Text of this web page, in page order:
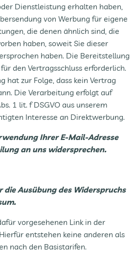
Dienstleistung erhalten haben,
von Werbung für eigene
die denen ähnlich sind, die
haben, soweit Sie dieser
haben. Die Bereitstellung
den Vertragsschluss erforderlich.
hat zur Folge, dass kein Vertrag
Die Verarbeitung erfolgt auf
1 lit. f DSGVO aus unserem
Interesse an Direktwerbung.
Ihrer E-Mail-Adresse
an uns widersprechen.
Ausübung des Widerspruchs
vorgesehenen Link in der
entstehen keine anderen als
nach den Basistarifen.